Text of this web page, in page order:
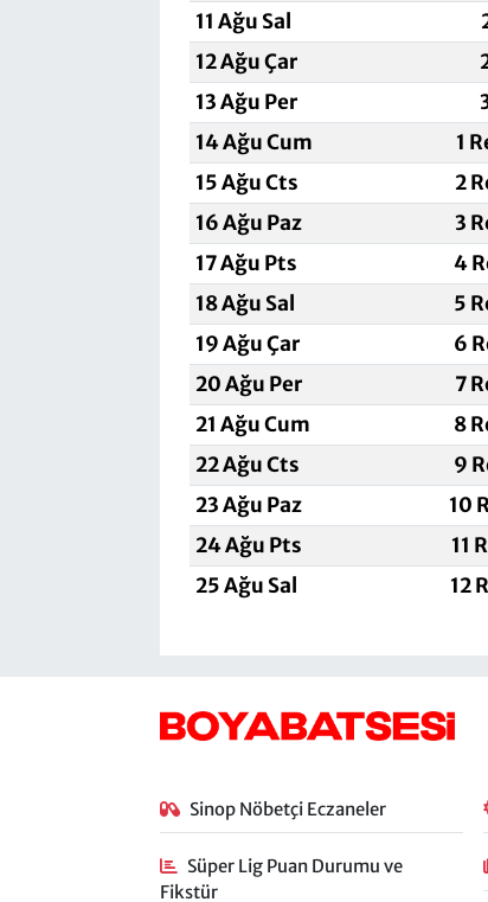
11 Ağu Sal
12 Ağu Çar
13 Ağu Per
14 Ağu Cum
1
15 Ağu Cts
2
16 Ağu Paz
3
17 Ağu Pts
4
18 Ağu Sal
5
19 Ağu Çar
6
20 Ağu Per
7
21 Ağu Cum
8
22 Ağu Cts
9
23 Ağu Paz
10
24 Ağu Pts
11
25 Ağu Sal
12
Sinop Nöbetçi Eczaneler
Süper Lig Puan Durumu ve
Fikstür